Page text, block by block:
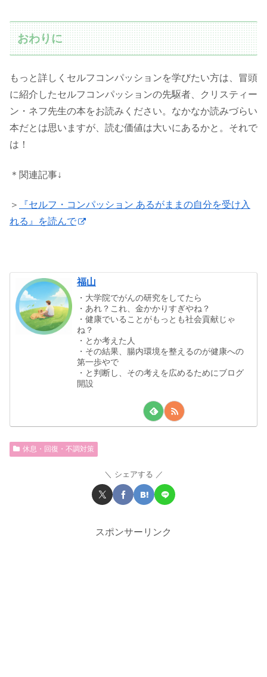
おわりに
もっと詳しくセルフコンパッションを学びたい方は、冒頭
に紹介したセルフコンパッションの先駆者、クリスティー
ン・ネフ先生の本をお読みください。なかなか読みづらい
本だとは思いますが、読む価値は大いにあるかと。それで
は！
＊関連記事↓
＞
『セルフ・コンパッション あるがままの自分を受け入
れる』を読んで
福山
・大学院でがんの研究をしてたら
・あれ？これ、金かかりすぎやね？
・健康でいることがもっとも社会貢献じゃ
ね？
・とか考えた人
・その結果、腸内環境を整えるのが健康への
第一歩やで
・と判断し、その考えを広めるためにブログ
開設
休息・回復・不調対策
シェアする
スポンサーリンク